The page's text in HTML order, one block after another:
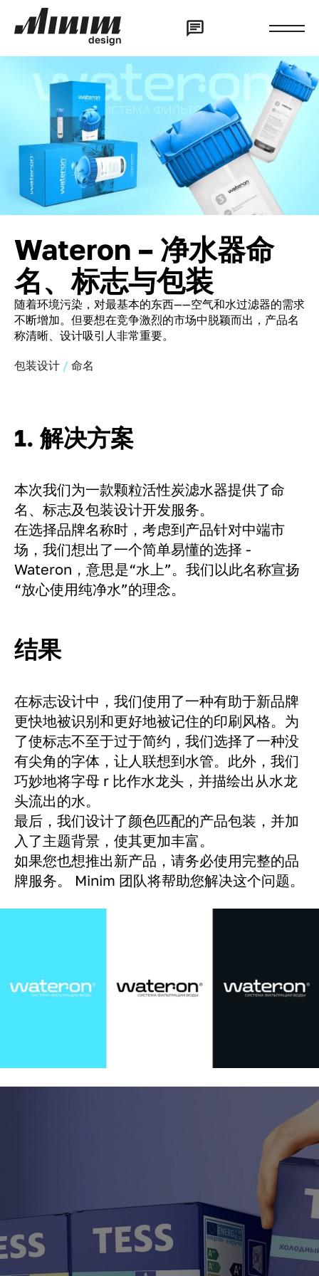
design
Wateron – 净水器命
名、标志与包装
随着环境污染，对最基本的东西——空气和水过滤器的需求
不断增加。但要想在竞争激烈的市场中脱颖而出，产品名
称清晰、设计吸引人非常重要。
包装设计 命名
1. 解决方案
本次我们为一款颗粒活性炭滤水器提供了命
名、标志及包装设计开发服务。
在选择品牌名称时，考虑到产品针对中端市
场，我们想出了一个简单易懂的选择 -
Wateron，意思是“水上”。我们以此名称宣扬
“放心使用纯净水”的理念。
结果
在标志设计中，我们使用了一种有助于新品牌
更快地被识别和更好地被记住的印刷风格。为
了使标志不至于过于简约，我们选择了一种没
有尖角的字体，让人联想到水管。此外，我们
巧妙地将字母 r 比作水龙头，并描绘出从水龙
头流出的水。
最后，我们设计了颜色匹配的产品包装，并加
入了主题背景，使其更加丰富。
如果您也想推出新产品，请务必使用完整的品
牌服务。 Minim 团队将帮助您解决这个问题。